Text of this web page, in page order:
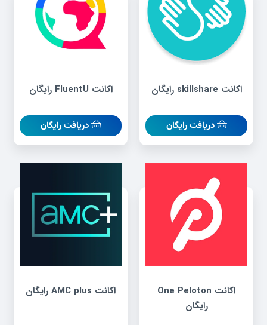
اکانت skillshare رایگان
دریافت رایگان
اکانت FluentU رایگان
دریافت رایگان
اکانت One Peloton
رایگان
اکانت AMC plus رایگان